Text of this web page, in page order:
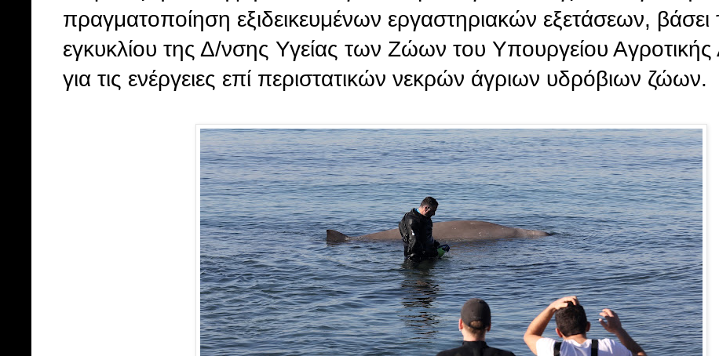
πραγματοποίηση εξιδεικευμένων εργαστηριακών εξετάσεων, βάσει
εγκυκλίου της Δ/νσης Υγείας των Ζώων του Υπουργείου
για τις ενέργειες επί περιστατικών νεκρών άγριων υδρόβιων ζώων.